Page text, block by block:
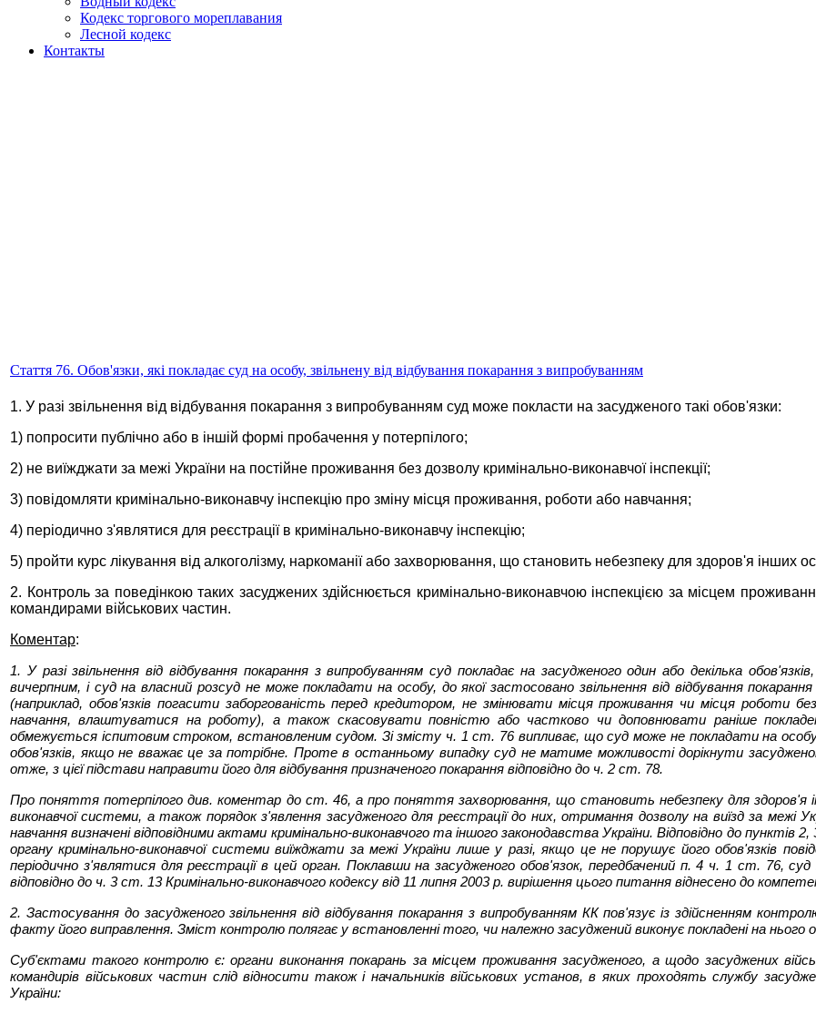
Кодекс торгового мореплавания
Лесной кодекс
Контакты
Стаття 76. Обов'язки, які покладає суд на особу, звільнену від відбування покарання з випробуванням
1. У разі звільнення від відбування покарання з випробуванням суд може покласти на засудженого такі обов'язки:
1) попросити публічно або в іншій формі пробачення у потерпілого;
2) не виїжджати за межі України на постійне проживання без дозволу кримінально-виконавчої інспекції;
3) повідомляти кримінально-виконавчу інспекцію про зміну місця проживання, роботи або навчання;
4) періодично з'являтися для реєстрації в кримінально-виконавчу інспекцію;
5) пройти курс лікування від алкоголізму, наркоманії або захворювання, що становить небезпеку для здоров'я інших
2. Контроль за поведінкою таких засуджених здійснюється кримінально-виконавчою інспекцією за місцем
командирами військових частин.
Коментар:
1. У разі звільнення від відбування покарання з випробуванням суд покладає на засудженого один або декілька
вичерпним, і суд на власний розсуд не може покладати на особу, до якої застосовано звільнення від відбування
(наприклад, обов'язків погасити заборгованість перед кредитором, не змінювати місця проживання чи місця роботи
навчання, влаштуватися на роботу), а також скасовувати повністю або частково чи доповнювати раніше
обмежується іспитовим строком, встановленим судом. Зі змісту ч. 1 ст. 76 випливає, що суд може не покладати на особу,
обов'язків, якщо не вважає це за потрібне. Проте в останньому випадку суд не матиме можливості дорікнути
отже, з цієї підстави направити його для відбування призначеного покарання відповідно до ч. 2 ст. 78.
Про поняття потерпілого див. коментар до ст. 46, а про поняття захворювання, що становить небезпеку для здоров'я
виконавчої системи, а також порядок з'явлення засудженого для реєстрації до них, отримання дозволу на виїзд за межі
навчання визначені відповідними актами кримінально-виконавчого та іншого законодавства України. Відповідно до пунктів
органу кримінально-виконавчої системи виїжджати за межі України лише у разі, якщо це не порушує його обов'язків
періодично з'являтися для реєстрації в цей орган. Поклавши на засудженого обов'язок, передбачений п. 4 ч. 1 ст. 76,
відповідно до ч. 3 ст. 13 Кримінально-виконавчого кодексу від 11 липня 2003 р. вирішення цього питання віднесено до
2. Застосування до засудженого звільнення від відбування покарання з випробуванням КК пов'язує із здійсненням
факту його виправлення. Зміст контролю полягає у встановленні того, чи належно засуджений виконує покладені на нього
Суб'єктами такого контролю є: органи виконання покарань за місцем проживання засудженого, а щодо засуджених
командирів військових частин слід відносити також і начальників військових установ, в яких проходять службу
України: